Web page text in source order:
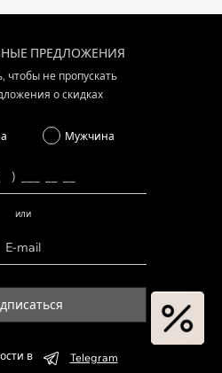
ПРЕДЛОЖЕНИЯ
чтобы не пропускать
о скидках
Мужчина
или
в Telegram